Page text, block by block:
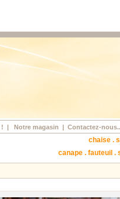
! | Notre magasin | Contactez-
chaise .
canape . fauteuil .